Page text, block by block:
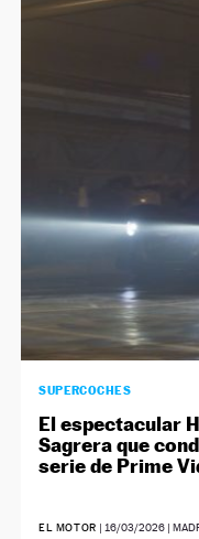
SUPERCOCHES
El espectacular
Sagrera que
serie de Prime
EL MOTOR | 16/03/2026 |